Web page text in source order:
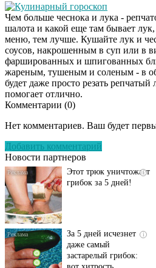
Кулинарный гороскоп
Чем больше чеснока и лука -
шалота и какой еще там бывает
меню, тем лучше. Кушайте лук и
соусов, накрошенным в суп или в
фаршированных и шпигованных
жареным, тушеным и соленым - в
будет даже просто резать репчатый
помогает отлично.
Комментарии (0)
Нет комментариев. Ваш будет
Добавить комментарий
Новости партнеров
Даже самый
исчезнет с корнем,
i
Этот трюк уничтожает
грибок за 5 дней!
i
За 5 дней исчезнет
даже самый
застарелый грибок:
вот хитрость